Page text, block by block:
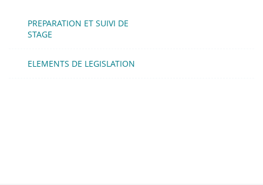
PREPARATION ET SUIVI DE
STAGE
ELEMENTS DE LEGISLATION